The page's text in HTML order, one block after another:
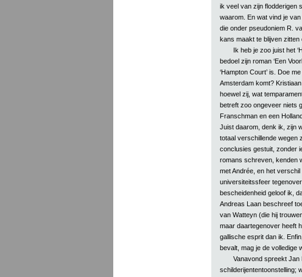
ik veel van zijn flodderigen
waarom. En wat vind je van
die onder pseudoniem R.
kans maakt te blijven zitten
Ik heb je zoo juist het
bedoel zijn roman ‘Een
‘Hampton Court’ is. Doe
Amsterdam komt?
hoewel zij, wat
betreft zoo ongeveer niets
Franschman en een
Juist daarom, denk ik, zijn
totaal verschillende wegen
conclusies gestuit, zonder
romans schreven, kenden
met Andrée, en het
universiteitssfeer
bescheidenheid geloof ik,
Andreas Laan beschreef
van Watteyn (die hij
maar daartegenover heeft
gallische esprit dan ik.
bevalt, mag je de volledige
Vanavond spreekt Jan
schilderijententoonstelling;